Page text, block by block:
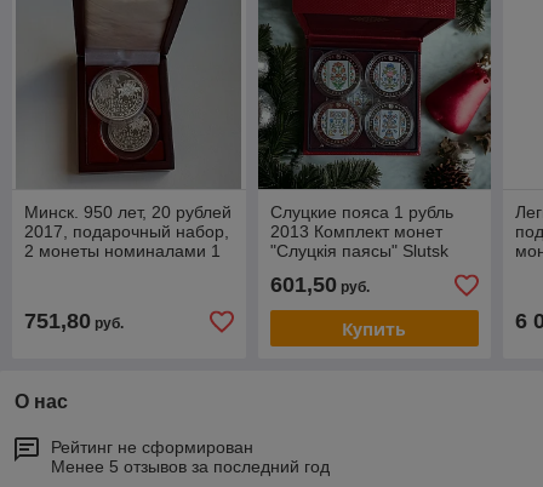
Минск. 950 лет, 20 рублей
2017, подарочный набор,
2 монеты номиналами 1
751,80 руб.
Слуцкие пояса 1 рубль
2013 Комплект монет
"Слуцкiя паясы" Slutsk
belts CuNi цветная печать
футляр №1
601,50руб.
Купить 6
О нас
Рейтинг не сформирован
Менее 5 отзывов за последний год